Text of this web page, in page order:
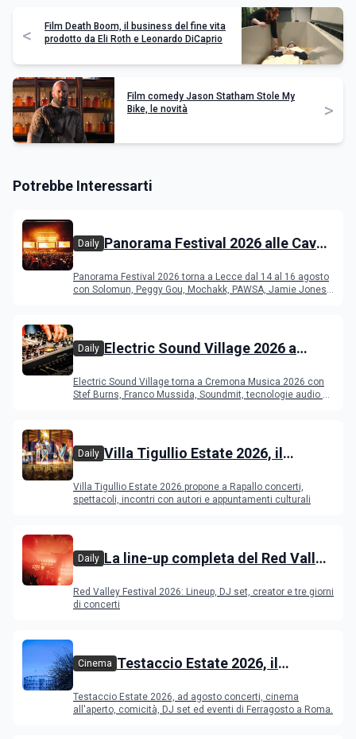
<
Film Death Boom, il business del fine vita
prodotto da Eli Roth e Leonardo DiCaprio
Film comedy Jason Statham Stole My
Bike, le novità
>
Potrebbe Interessarti
Daily Panorama Festival 2026 alle Cave
programma
Panorama Festival 2026 torna a Lecce dal 14 al 16 agosto
con Solomun, Peggy Gou, Mochakk, PAWSA, Jamie Jones
Daily Electric Sound Village 2026 a
Young Band Contest, il programma
Electric Sound Village torna a Cremona Musica 2026 con
Stef Burns, Franco Mussida, Soundmit, tecnologie audio e
Daily Villa Tigullio Estate 2026, il
Villa Tigullio Estate 2026 propone a Rapallo concerti,
spettacoli, incontri con autori e appuntamenti culturali
Daily La line-up completa del Red Valley
Red Valley Festival 2026: Lineup, DJ set, creator e tre giorni
di concerti
Cinema Testaccio Estate 2026, il
Ferragosto
Testaccio Estate 2026, ad agosto concerti, cinema
all'aperto, comicità, DJ set ed eventi di Ferragosto a Roma.